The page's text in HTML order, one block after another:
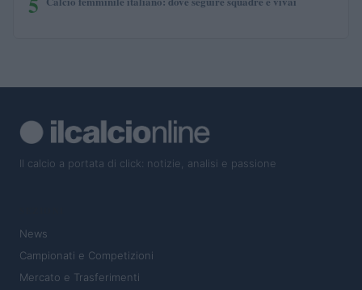
Il calcio a portata di click: notizie, analisi e passione
News
Campionati e Competizioni
Mercato e Trasferimenti